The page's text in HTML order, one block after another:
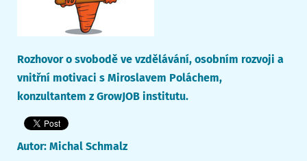
Rozhovor o svobodě ve vzdělávání, osobním rozvoji a
vnitřní motivaci s Miroslavem Poláchem,
konzultantem z GrowJOB institutu.
Autor: Michal Schmalz